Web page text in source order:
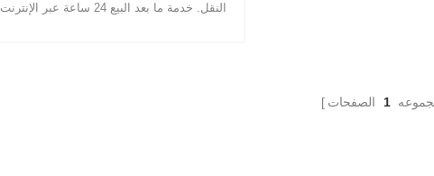
النقل. خدمة ما بعد البيع 24 ساعة عبر الإنترنت
1 الصفحات